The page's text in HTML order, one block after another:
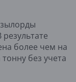
более чем на
без учета